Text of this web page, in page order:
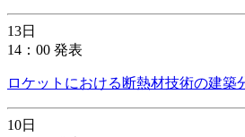
13日
14：00 発表
ロケットにおける断熱材技術の建築
10日